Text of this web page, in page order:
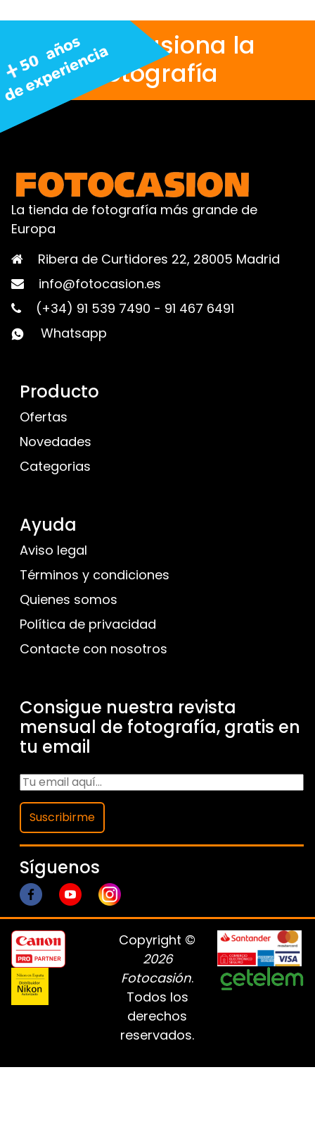
Nos apasiona la
fotografía
La tienda de fotografía más grande de
Europa
Ribera de Curtidores 22, 28005 Madrid
info@fotocasion.es
(+34) 91 539 7490 - 91 467 6491
Whatsapp
Producto
Ofertas
Novedades
Categorias
Ayuda
Aviso legal
Términos y condiciones
Quienes somos
Política de privacidad
Contacte con nosotros
Consigue nuestra revista
mensual de fotografía, gratis en
tu email
Suscribirme
Síguenos
Copyright ©
2026
Fotocasión.
Todos los
derechos
reservados.